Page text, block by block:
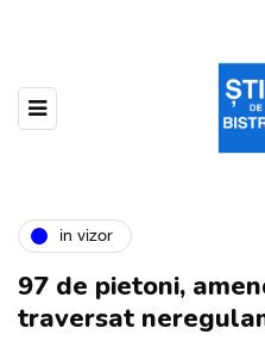
in vizor
97 de pietoni,
traversat